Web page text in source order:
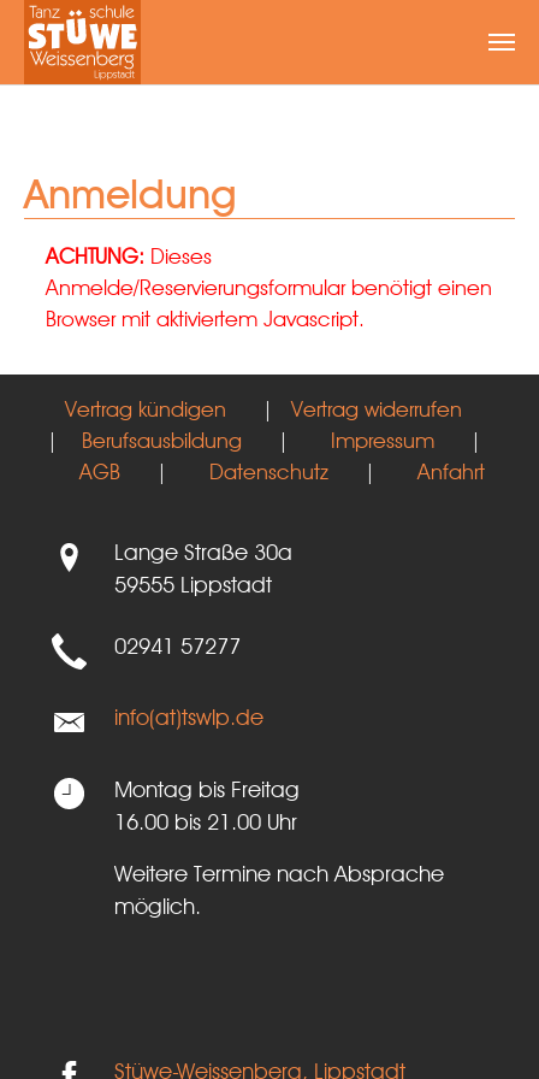
Anmeldung
ACHTUNG: Dieses
Anmelde/Reservierungsformular benötigt einen
Browser mit aktiviertem Javascript.
Vertrag kündigen |Vertrag widerrufen
| Berufsausbildung | Impressum|
AGB| Datenschutz| Anfahrt
Lange Straße 30a
59555 Lippstadt
02941 57277
info(at)tswlp.de
Montag bis Freitag
16.00 bis 21.00 Uhr
Weitere Termine nach Absprache
möglich.
Stüwe-Weissenberg, Lippstadt